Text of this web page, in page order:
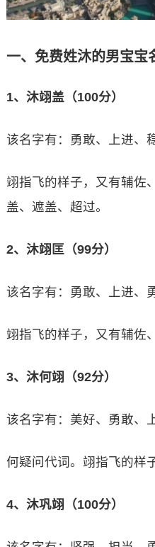
一、免费姓沐的男宝宝
1、沐翊盖（100分）
该名字有：勇敢、上进、
翊指飞的样子，又有辅佐
盖、遮盖、超过。
2、沐翊匡（99分）
该名字有：勇敢、上进、
翊指飞的样子，又有辅佐
3、沐何翊（92分）
该名字有：美好、勇敢、
何疑问代词。翊指飞的样
4、沐巩翊（100分）